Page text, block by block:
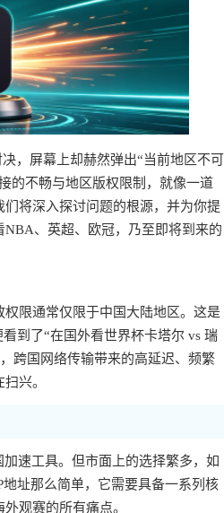
，屏幕上却赫然弹出“当前地区不可
的不畅与地区版权限制，就像一道
将深入探讨问题的根源，并为你提
、英超、欧冠，乃至即将到来的
限通常仅限于中国大陆地区。这是
到了“在国外看世界杯卡塔尔 vs 瑞
跨国网络传输带来的高延迟、频繁
兴。
速工具。但市面上的选择繁多，如
址那么简单，它需要具备一系列核
观赛的所有痛点。